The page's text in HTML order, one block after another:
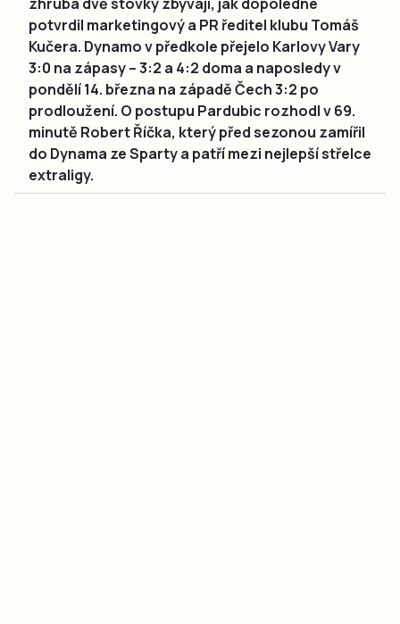
potvrdil marketingový a PR ředitel klubu Tomáš
Kučera. Dynamo v předkole přejelo Karlovy Vary
3:0 na zápasy – 3:2 a 4:2 doma a naposledy v
pondělí 14. března na západě Čech 3:2 po
prodloužení. O postupu Pardubic rozhodl v 69.
minutě Robert Říčka, který před sezonou zamířil
do Dynama ze Sparty a patří mezi nejlepší střelce
extraligy.